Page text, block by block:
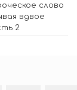
слово
вдвое
2